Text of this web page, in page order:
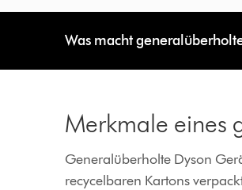
Was macht
Merkmale eines
Generalüberholte Dyson
recycelbaren Kartons